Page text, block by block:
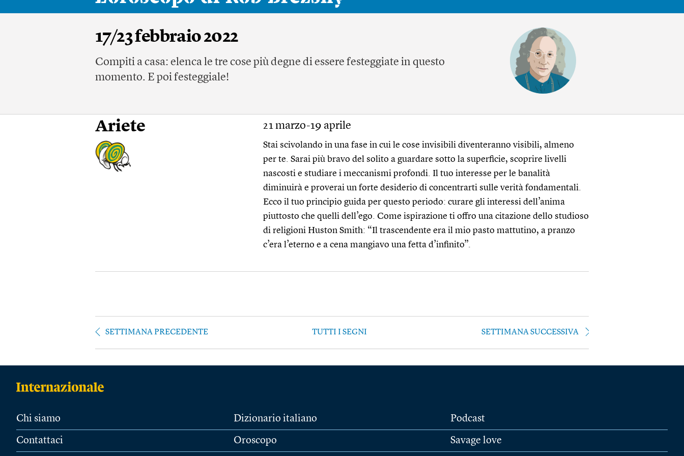
17/23 febbraio 2022
Compiti a casa: elenca le tre cose più degne di essere festeggiate in questo
momento. E poi festeggiale!
Ariete 21 marzo-19 aprile
Stai scivolando in una fase in cui le cose invisibili diventeranno visibili, almeno
per te. Sarai più bravo del solito a guardare sotto la superficie, scoprire livelli
nascosti e studiare i meccanismi profondi. Il tuo interesse per le banalità
diminuirà e proverai un forte desiderio di concentrarti sulle verità fondamentali.
Ecco il tuo principio guida per questo periodo: curare gli interessi dell’anima
piuttosto che quelli dell’ego. Come ispirazione ti offro una citazione dello studioso
di religioni Huston Smith: “Il trascendente era il mio pasto mattutino, a pranzo
c’era l’eterno e a cena mangiavo una fetta d’infinito”.
SETTIMANA PRECEDENTE TUTTI I SEGNI SETTIMANA SUCCESSIVA
Chi siamo
Contattaci
Dizionario italiano
Oroscopo
Podcast
Savage love